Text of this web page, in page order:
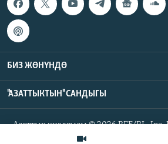
БИЗ ЖӨНҮНДӨ
"АЗАТТЫКТЫН" САНДЫГЫ
Азаттык үналгысы © 2026 RFE/RL, Inc.